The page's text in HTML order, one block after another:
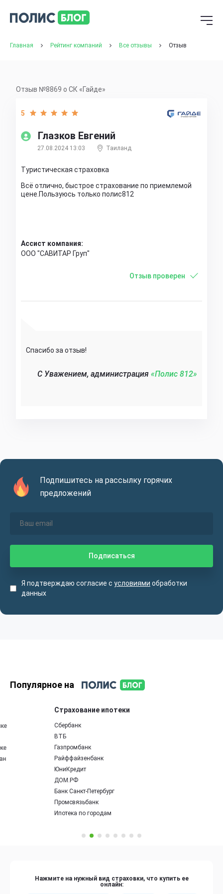
Главная Рейтинг компаний Все отзывы Отзыв
Отзыв №8869 о СК «Гайде»
Глазков Евгений
5
27.08.2024 13:03 Таиланд
Туристическая страховка
Всё отлично, быстрое страхование по приемлемой
цене.Пользуюсь только полис812
Ассист компания:
ООО "САВИТАР Груп"
Отзыв проверен
Спасибо за отзыв!
C Уважением, администрация «Полис 812»‎
Подпишитесь на рассылку горячих
предложений
Я подтверждаю согласие с условиями обработки
данных
Популярное на
Страхование ипотеки
Газпромбанк
Райффайзенбанк
ЮниКредит
Банк Санкт-Петербург
Промсвязьбанк
Ипотека по городам
Нажмите на нужный вид страховки, что купить ее
онлайн: